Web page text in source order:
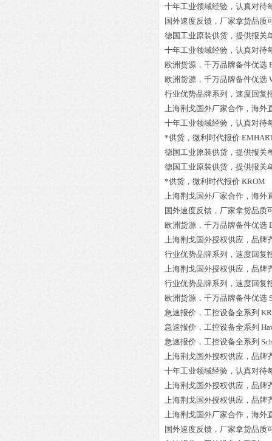
十年工业领域经验，认真对待
国外速度反馈，厂家拿货品质
德国工业原装供货，提供报关
十年工业领域经验，认真对待
欧洲货源，千万品牌备件优选
欧洲货源，千万品牌备件优选
行业优势品牌系列，速度回复
上海荆戈国外厂家合作，海外
十年工业领域经验，认真对待
*供货，微利时代报价
德国工业原装供货，提供报关
德国工业原装供货，提供报关
*供货，微利时代报价 KROM
上海荆戈国外厂家合作，海外
国外速度反馈，厂家拿货品质
欧洲货源，千万品牌备件优选
上海荆戈国外授权供应，品牌
行业优势品牌系列，速度回复
上海荆戈国外授权供应，品牌
行业优势品牌系列，速度回复
欧洲货源，千万品牌备件优选
急速报价，工控设备全系列
急速报价，工控设备全系列
急速报价，工控设备全系列
上海荆戈国外授权供应，品牌
十年工业领域经验，认真对待
上海荆戈国外授权供应，品牌
上海荆戈国外授权供应，品牌
上海荆戈国外厂家合作，海外
国外速度反馈，厂家拿货品质